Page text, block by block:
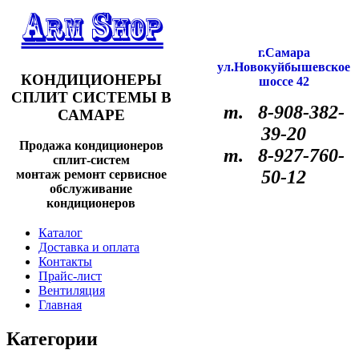
КОНДИЦИОНЕРЫ
СПЛИТ СИСТЕМЫ В
САМАРЕ
Продажа кондиционеров
сплит-систем
монтаж ремонт сервисное
обслуживание
кондиционеров
г.Самара
ул.Новокуйбышевское
шоссе 42
т. 8-908-382-
39-20
т. 8-927-760-
50-12
Каталог
Доставка и оплата
Контакты
Прайс-лист
Вентиляция
Главная
Категории